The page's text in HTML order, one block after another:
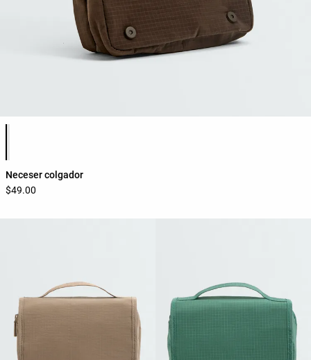
Lista de colores del producto
Neceser colgador
$49.00